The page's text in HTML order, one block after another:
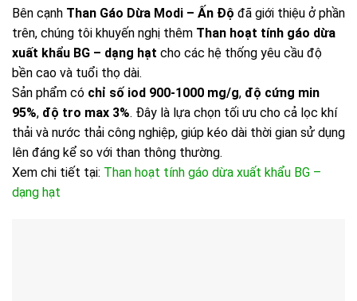
Bên cạnh Than Gáo Dừa Modi – Ấn Độ đã giới thiệu ở phần
trên, chúng tôi khuyến nghị thêm Than hoạt tính gáo dừa
xuất khẩu BG – dạng hạt cho các hệ thống yêu cầu độ
bền cao và tuổi thọ dài.
Sản phẩm có chỉ số iod 900-1000 mg/g, độ cứng min
95%, độ tro max 3%. Đây là lựa chọn tối ưu cho cả lọc khí
thải và nước thải công nghiệp, giúp kéo dài thời gian sử dụng
lên đáng kể so với than thông thường.
Xem chi tiết tại: Than hoạt tính gáo dừa xuất khẩu BG –
dạng hạt